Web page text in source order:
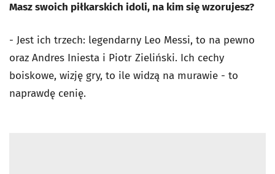
Masz swoich piłkarskich idoli, na kim się wzorujesz?
- Jest ich trzech: legendarny Leo Messi, to na pewno
oraz Andres Iniesta i Piotr Zieliński. Ich cechy
boiskowe, wizję gry, to ile widzą na murawie - to
naprawdę cenię.